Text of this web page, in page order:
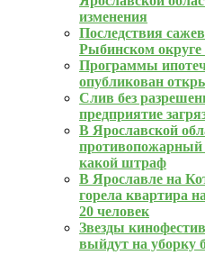
изменения
Последствия
Рыбинском
Программы
опубликован
Слив без
предприятие
В Ярославской
противопожарный
какой штраф
В Ярославле на
горела квартира
20 человек
Звезды
выйдут на уборку